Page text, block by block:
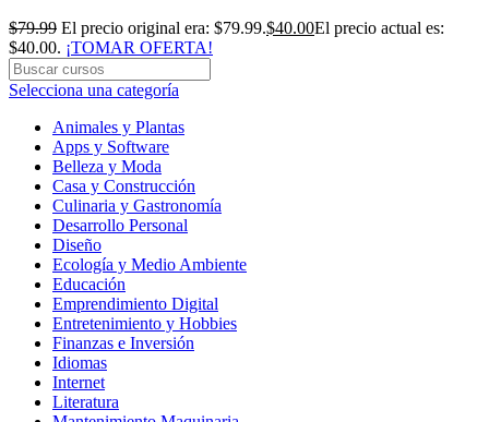
$79.99 El precio original era: $79.99.$40.00El precio actual es:
$40.00. ¡TOMAR OFERTA!
Selecciona una categoría
Animales y Plantas
Apps y Software
Belleza y Moda
Casa y Construcción
Culinaria y Gastronomía
Desarrollo Personal
Diseño
Ecología y Medio Ambiente
Educación
Emprendimiento Digital
Entretenimiento y Hobbies
Finanzas e Inversión
Idiomas
Internet
Literatura